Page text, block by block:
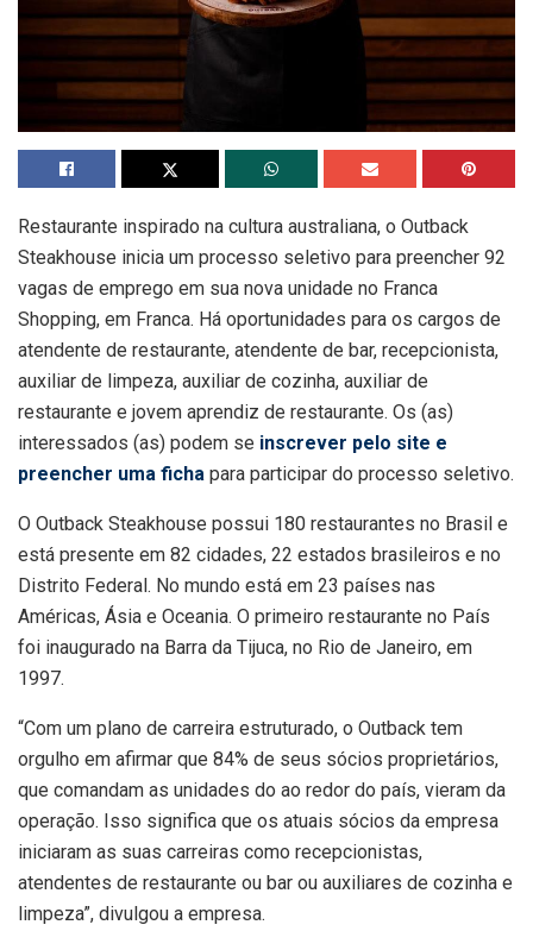
Restaurante inspirado na cultura australiana, o Outback
Steakhouse inicia um processo seletivo para preencher 92
vagas de emprego em sua nova unidade no Franca
Shopping, em Franca. Há oportunidades para os cargos de
atendente de restaurante, atendente de bar, recepcionista,
auxiliar de limpeza, auxiliar de cozinha, auxiliar de
restaurante e jovem aprendiz de restaurante. Os (as)
interessados (as) podem se inscrever pelo site e
preencher uma ficha para participar do processo seletivo.
O Outback Steakhouse possui 180 restaurantes no Brasil e
está presente em 82 cidades, 22 estados brasileiros e no
Distrito Federal. No mundo está em 23 países nas
Américas, Ásia e Oceania. O primeiro restaurante no País
foi inaugurado na Barra da Tijuca, no Rio de Janeiro, em
1997.
“Com um plano de carreira estruturado, o Outback tem
orgulho em afirmar que 84% de seus sócios proprietários,
que comandam as unidades do ao redor do país, vieram da
operação. Isso significa que os atuais sócios da empresa
iniciaram as suas carreiras como recepcionistas,
atendentes de restaurante ou bar ou auxiliares de cozinha e
limpeza”, divulgou a empresa.